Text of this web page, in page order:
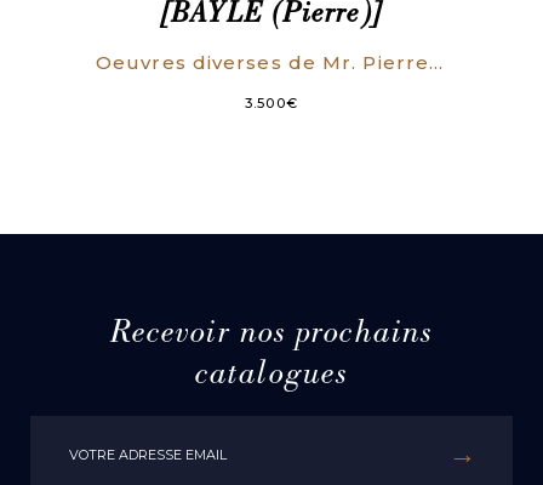
[BAYLE (Pierre)]
Oeuvres diverses de Mr. Pierre Bayle (…); Contenant tout ce que cet Auteur a publié sur des matières de Théologie, de Philosophie, de Critique, d’Histoire, & de Littérature ; excepté son Dictionnaire Historique et Critique. Nouvelle édition considérablement augmentée, où l’on trouvera plusieurs Ouvrages du même Auteur, qui n’ont point encore été imprimez.
3.500€
Recevoir nos prochains
catalogues